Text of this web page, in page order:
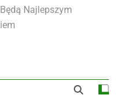
Najlepszym